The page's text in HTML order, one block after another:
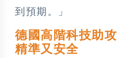
到預期。」
德國高階科技助
精準又安全